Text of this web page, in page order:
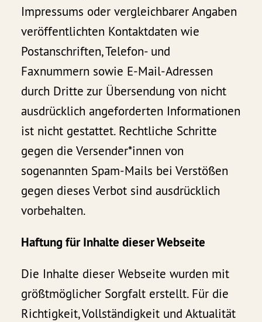
Impressums oder vergleichbarer Angaben
veröffentlichten Kontaktdaten wie
Postanschriften, Telefon- und
Faxnummern sowie E-Mail-Adressen
durch Dritte zur Übersendung von nicht
ausdrücklich angeforderten Informationen
ist nicht gestattet. Rechtliche Schritte
gegen die Versender*innen von
sogenannten Spam-Mails bei Verstößen
gegen dieses Verbot sind ausdrücklich
vorbehalten.
Haftung für Inhalte dieser Webseite
Die Inhalte dieser Webseite wurden mit
größtmöglicher Sorgfalt erstellt. Für die
Richtigkeit, Vollständigkeit und Aktualität